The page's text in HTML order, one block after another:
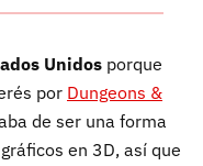
Unidos porque
por Dungeons &
de ser una forma
en 3D, así que